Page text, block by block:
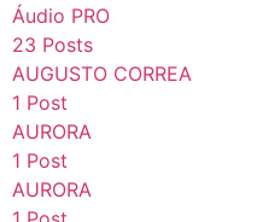
Áudio PRO
23 Posts
AUGUSTO CORREA
1 Post
AURORA
1 Post
AURORA